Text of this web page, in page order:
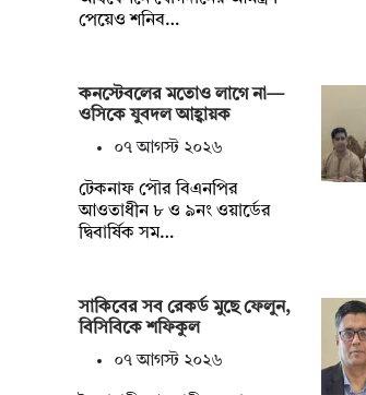
পেয়েও শনিব…
কনস্টেবলের মতোও লাগে না—
ওসিকে যুবদল আহ্বায়ক
০৭ আগস্ট ২০২৬
টেকনাফ পৌর বিএনপির
আওতাধীন ৮ ও ৯নং ওয়ার্ডের
দ্বিবার্ষিক সম…
সাকিবের সব রেকর্ড মুছে ফেলুন,
বিসিবিকে শফিকুল
০৭ আগস্ট ২০২৬